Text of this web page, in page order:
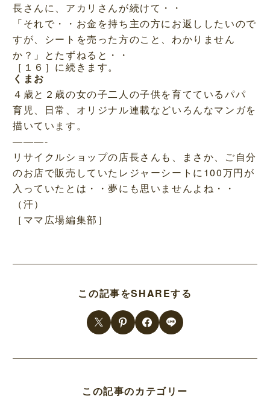
長さんに、アカリさんが続けて・・
「それで・・お金を持ち主の方にお返ししたいので
すが、シートを売った方のこと、わかりません
か？」とたずねると・・
［１６］に続きます。
くまお
４歳と２歳の女の子二人の子供を育てているパパ
育児、日常、オリジナル連載などいろんなマンガを
描いています。
———-
リサイクルショップの店長さんも、まさか、ご自分
のお店で販売していたレジャーシートに100万円が
入っていたとは・・夢にも思いませんよね・・
（汗）
［ママ広場編集部］
この記事をSHAREする
この記事のカテゴリー